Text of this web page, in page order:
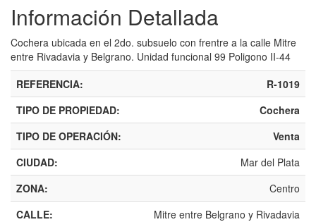
Información Detallada
Cochera ubicada en el 2do. subsuelo con frentre a la calle Mitre
entre Rivadavia y Belgrano. Unidad funcional 99 Poligono II-44
REFERENCIA:
R-1019
TIPO DE PROPIEDAD:
Cochera
TIPO DE OPERACIÓN:
Venta
CIUDAD:
Mar del Plata
ZONA:
Centro
CALLE:
Mitre entre Belgrano y Rivadavia